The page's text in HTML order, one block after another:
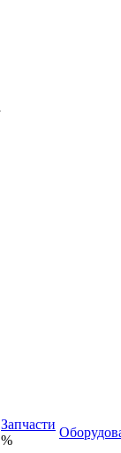
Запчасти
%